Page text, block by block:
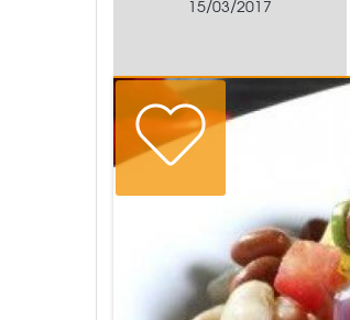
15/03/2017